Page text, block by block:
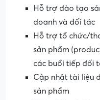
Hỗ trợ đào tạo
doanh và đối tác
Hỗ trợ tổ chức/
sản phẩm
các buổi tiếp đối
Cập nhật tài liệu
sản phẩm